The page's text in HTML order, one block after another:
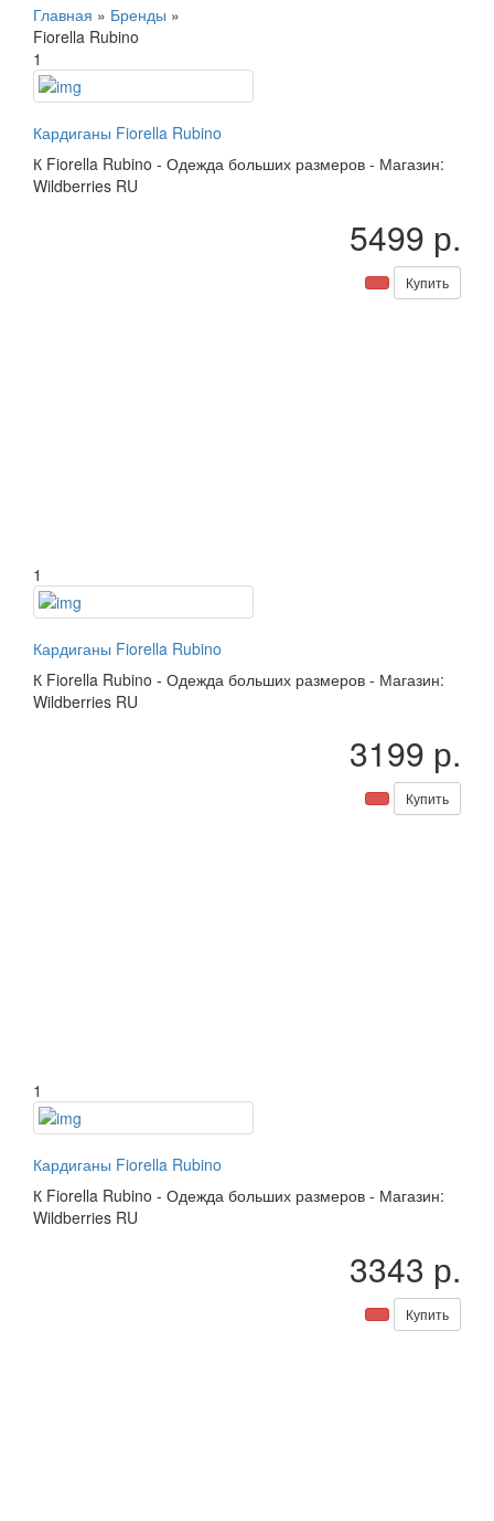
Главная » Бренды »
Fiorella Rubino
1
Кардиганы Fiorella Rubino
К Fiorella Rubino - Одежда больших размеров - Магазин:
Wildberries RU
5499 р.
Купить
1
Кардиганы Fiorella Rubino
К Fiorella Rubino - Одежда больших размеров - Магазин:
Wildberries RU
3199 р.
Купить
1
Кардиганы Fiorella Rubino
К Fiorella Rubino - Одежда больших размеров - Магазин:
Wildberries RU
3343 р.
Купить